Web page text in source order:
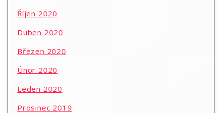
Říjen 2020
Duben 2020
Březen 2020
Únor 2020
Leden 2020
Prosinec 2019